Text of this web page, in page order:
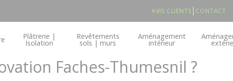
AVIS CLIENTS CONTACT
Plâtrerie |
Isolation
Revêtements
sols | murs
Aménagement
intérieur
Faches-Thumesnil ?